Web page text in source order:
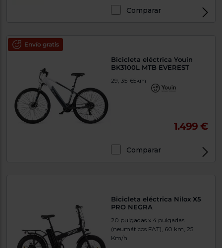
Comparar
Envío gratis
Bicicleta eléctrica Youin
BK3100L MTB EVEREST
29, 35-65km
1.499 €
Comparar
Bicicleta eléctrica Nilox X5
PRO NEGRA
20 pulgadas x 4 pulgadas
(neumáticos FAT), 60 km, 25
Km/h